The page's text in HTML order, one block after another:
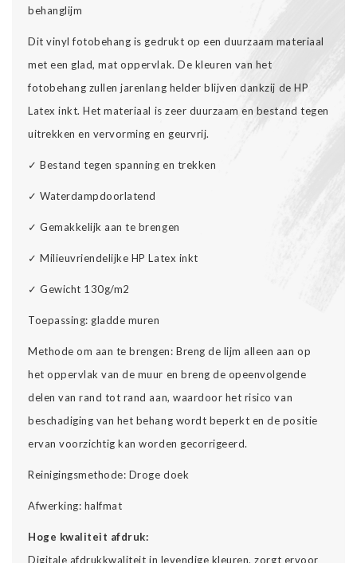
behanglijm
Dit vinyl fotobehang is gedrukt op een duurzaam materiaal
met een glad, mat oppervlak. De kleuren van het
fotobehang zullen jarenlang helder blijven dankzij de HP
Latex inkt. Het materiaal is zeer duurzaam en bestand tegen
uitrekken en vervorming en geurvrij.
✓ Bestand tegen spanning en trekken
✓ Waterdampdoorlatend
✓ Gemakkelijk aan te brengen
✓ Milieuvriendelijke HP Latex inkt
✓ Gewicht 130g/m2
Toepassing: gladde muren
Methode om aan te brengen: Breng de lijm alleen aan op
het oppervlak van de muur en breng de opeenvolgende
delen van rand tot rand aan, waardoor het risico van
beschadiging van het behang wordt beperkt en de positie
ervan voorzichtig kan worden gecorrigeerd.
Reinigingsmethode: Droge doek
Afwerking: halfmat
Hoge kwaliteit afdruk:
Digitale afdrukkwaliteit in levendige kleuren, zorgt ervoor